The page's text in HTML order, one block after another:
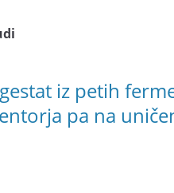
iz petih
pa na